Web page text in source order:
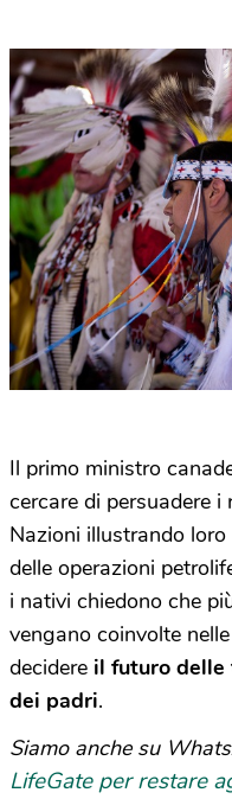
Il primo ministro
cercare di persuadere
Nazioni illustrando
delle operazioni
i nativi chiedono che
vengano coinvolte
decidere il futuro
dei padri.
Siamo anche su
LifeGate per restare